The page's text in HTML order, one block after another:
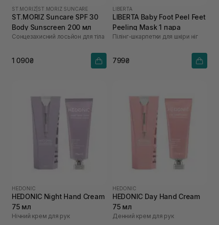
ST.MORIZ ST.MORIZ SUNCARE
ST.MORIZ Suncare SPF 30
Body Sunscreen 200 мл
Сонцезахисний лосьйон для тіла
1 090₴
LIBERTA
LIBERTA Baby Foot Peel Feet
Peeling Mask 1 пара
Пілінг-шкарпетки для шкіри ніг
799₴
HEDONIC
HEDONIC Night Hand Cream
75 мл
Нічний крем для рук
HEDONIC
HEDONIC Day Hand Cream
75 мл
Денний крем для рук